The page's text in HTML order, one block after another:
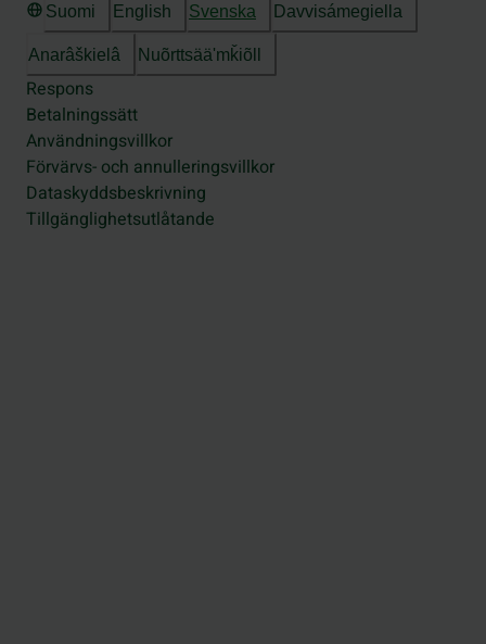
Suomi English Svenska Davvisámegiella
Anarâškielâ Nuõrttsääʹmǩiõll
Respons
Betalningssätt
Användningsvillkor
Förvärvs- och annulleringsvillkor
Dataskyddsbeskrivning
Tillgänglighetsutlåtande